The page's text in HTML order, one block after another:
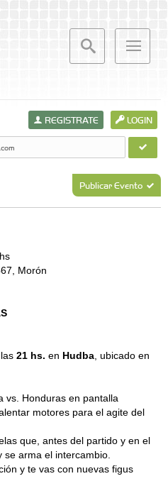
LOGIN
REGISTRATE
Publicar Evento
Morón
las 21 hs. en Hudba , ubicado en
vs. Honduras en pantalla
motores para el agite del
que, antes del partido y en el
arma el intercambio.
y te vas con nuevas figus